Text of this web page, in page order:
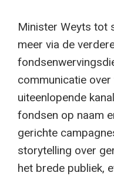
Minister Weyts tot
meer via de
communicatie
uiteenlopende
fondsen op naam
gerichte
storytelling over
het brede publiek,